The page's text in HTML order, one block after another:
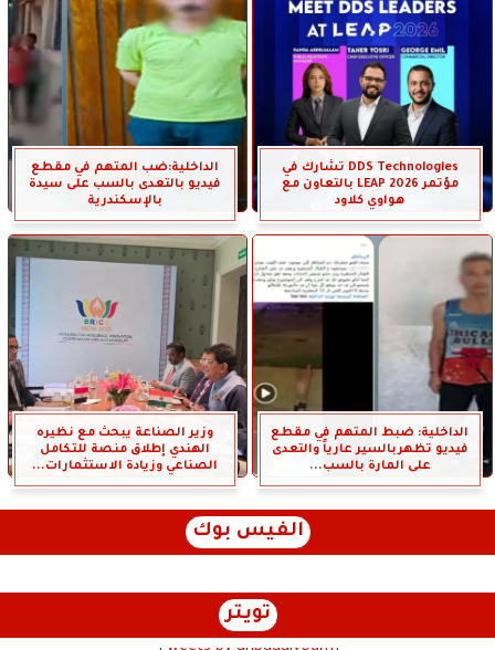
DDS Technologies تشارك في
مؤتمر LEAP 2026 بالتعاون مع
هواوي كلاود
الداخلية:ضب المتهم في مقطع
فيديو بالتعدى بالسب على سيدة
بالإسكندرية
الداخلية: ضبط المتهم في مقطع
فيديو تظهربالسير عارياً والتعدى
على المارة بالسب...
وزير الصناعة يبحث مع نظيره
الهندي إطلاق منصة للتكامل
الصناعي وزيادة الاستثمارات...
الفيس بوك
تويتر